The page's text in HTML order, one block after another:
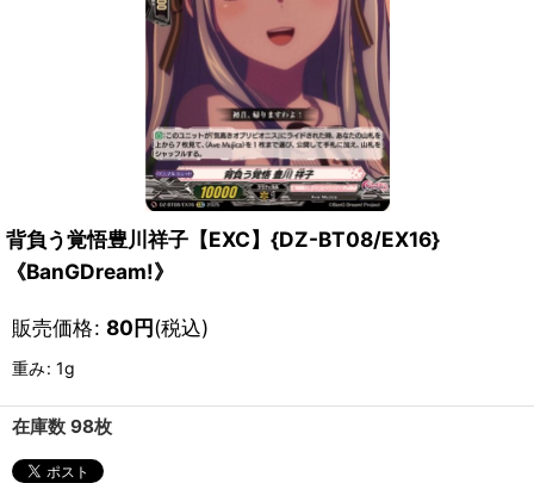
背負う覚悟豊川祥子【EXC】{DZ-BT08/EX16}
《BanGDream!》
販売価格: 80円(税込)
重み: 1g
在庫数 98枚